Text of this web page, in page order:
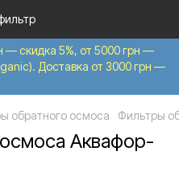
— скидка 5%, от 5000 грн —
Доставка от 3000 грн —
обратного осмоса Фильтры
Аквафор-